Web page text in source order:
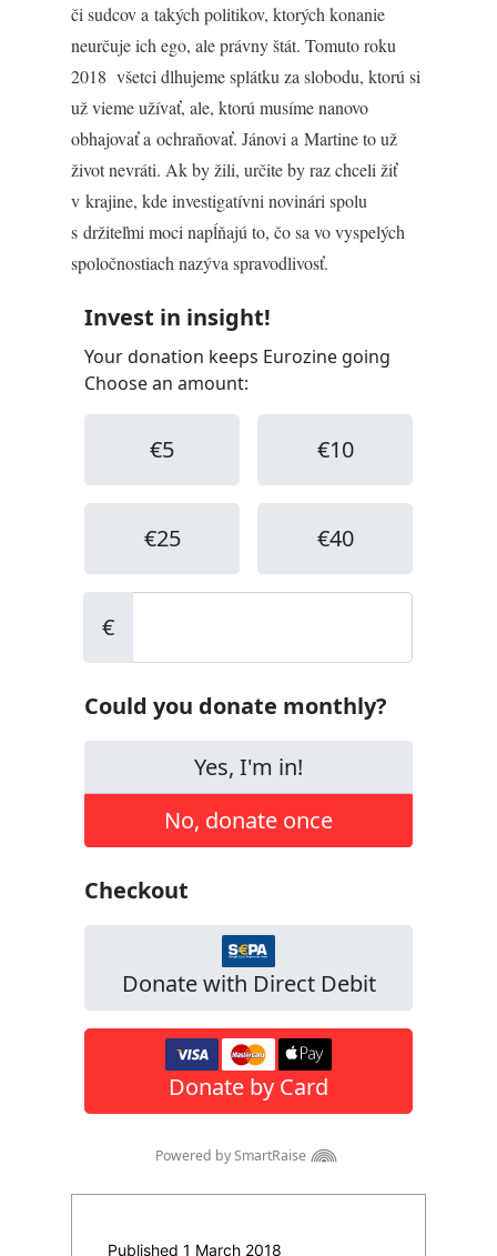
či sudcov a takých politikov, ktorých konanie
neurčuje ich ego, ale právny štát. Tomuto roku
2018 všetci dlhujeme splátku za slobodu, ktorú si
už vieme užívať, ale, ktorú musíme nanovo
obhajovať a ochraňovať. Jánovi a Martine to už
život nevráti. Ak by žili, určite by raz chceli žiť
v krajine, kde investigatívni novinári spolu
s držiteľmi moci napĺňajú to, čo sa vo vyspelých
spoločnostiach nazýva spravodlivosť.
Published 1 March 2018